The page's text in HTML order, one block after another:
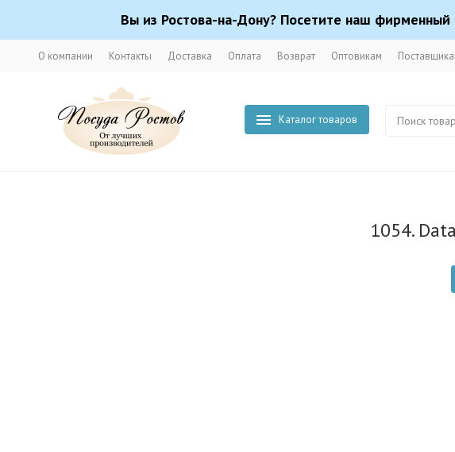
Вы из Ростова-на-Дону? Посетите наш
О компании Контакты Доставка Оплата Возврат Оптовикам
Каталог товаров
1054.